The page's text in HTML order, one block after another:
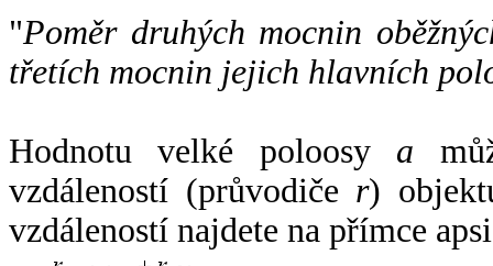
"Poměr druhých mocnin
třetích mocnin jejich hlavních
Hodnotu velké poloosy a
vzdáleností (průvodiče r)
vzdáleností najdete na přímce